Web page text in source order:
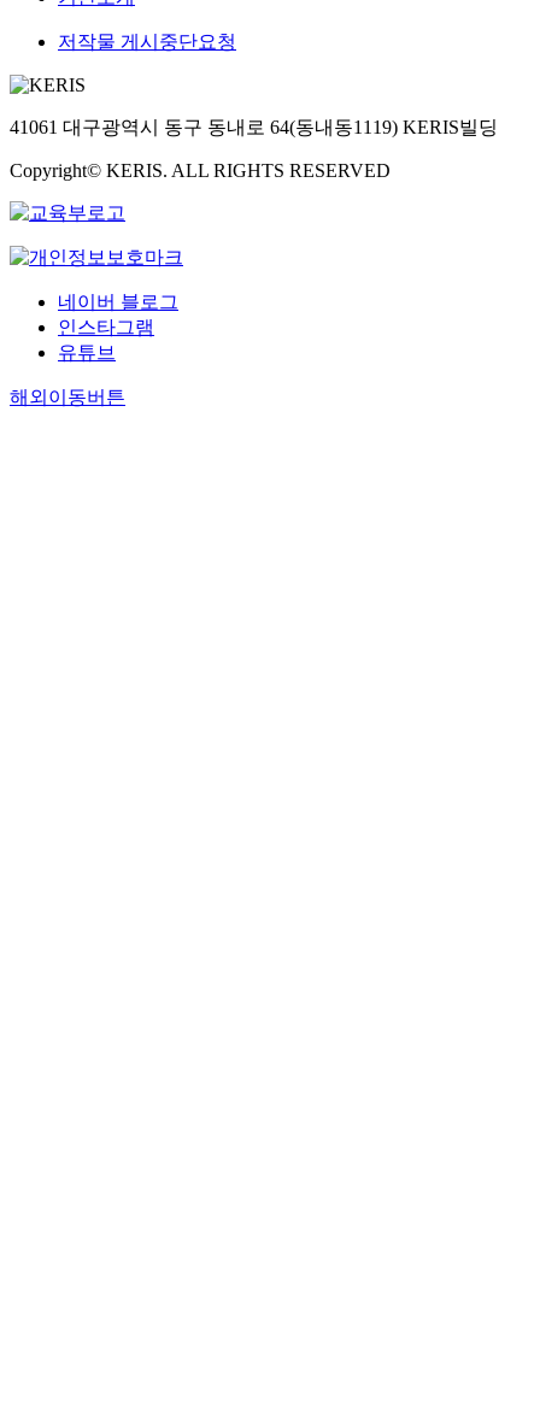
저작물 게시중단요청
41061 대구광역시 동구 동내로 64(동내동1119) KERIS빌딩
Copyright© KERIS. ALL RIGHTS RESERVED
네이버 블로그
인스타그램
유튜브
해외이동버튼